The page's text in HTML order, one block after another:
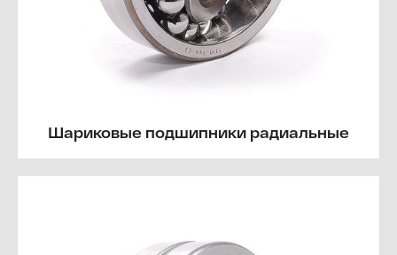
Шариковые подшипники радиальные